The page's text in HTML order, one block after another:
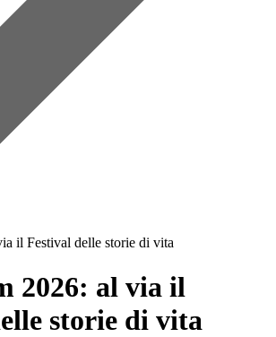
il Festival delle storie di vita
2026: al via il
storie di vita